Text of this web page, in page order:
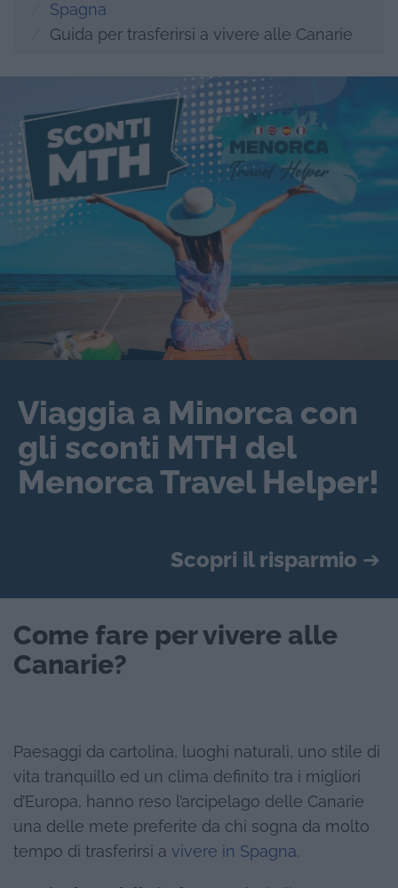
Spagna
Guida per trasferirsi a vivere alle Canarie
Viaggia a Minorca con
gli sconti MTH del
Menorca Travel Helper!
Scopri il risparmio ➔
Come fare per vivere alle
Canarie?
Paesaggi da cartolina, luoghi naturali, uno stile di
vita tranquillo ed un clima definito tra i migliori
d’Europa, hanno reso l’arcipelago delle Canarie
una delle mete preferite da chi sogna da molto
tempo di trasferirsi a vivere in Spagna.